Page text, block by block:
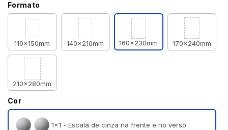
Formato
110x150mm 140x210mm 160x230mm 170x240mm
210x280mm
Cor
1×1 - Escala de cinza na frente e no verso.